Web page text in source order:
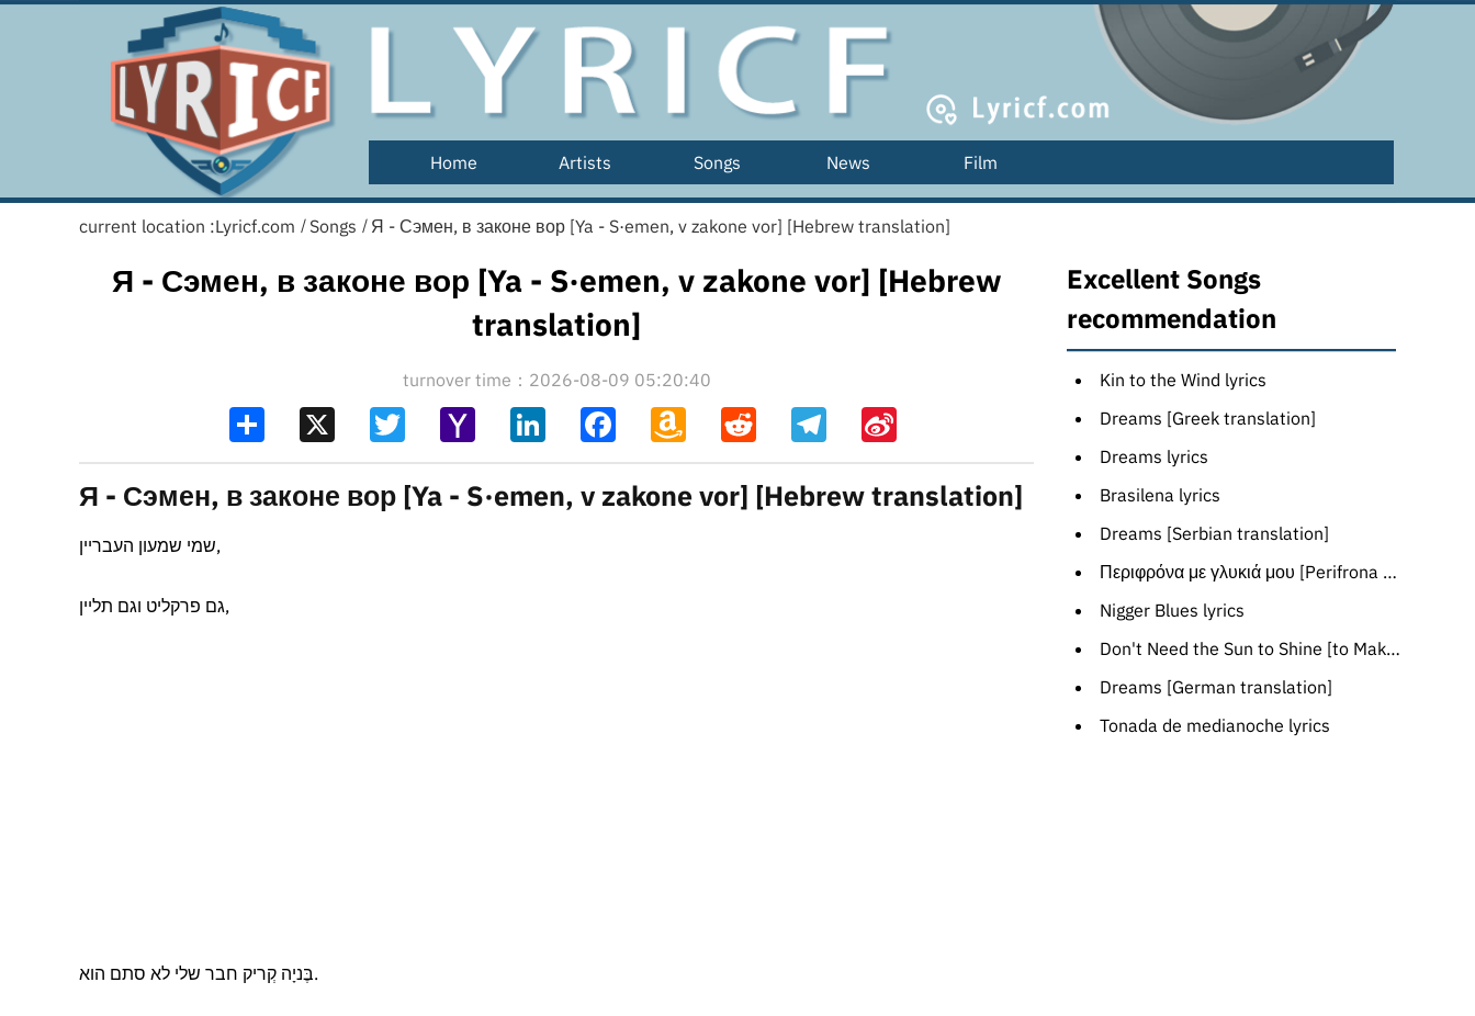
Home Artists Songs News Film
current location :Lyricf.com / Songs / Я - Сэмен, в законе вор [Ya - S·emen, v zakone vor] [Hebrew translation]
Я - Сэмен, в законе вор [Ya - S·emen, v zakone vor] [Hebrew
translation]
turnover time：2026-08-09 05:20:40
Share
Twitter
Yahoo
LinkedIn Facebook Amazon
Wish
Reddit Telegram
Я - Сэмен, в законе вор [Ya - S·emen, v zakone vor] [Hebrew translation]
שמי שמעון העבריין,
גם פרקליט וגם תליין,
בֶּניָה קְריק חבר שלי לא סתם הוא.
Excellent Songs
recommendation
Kin to the Wind lyrics
Dreams [Greek translation]
Dreams lyrics
Brasilena lyrics
Dreams [Serbian translation]
Περιφρόνα με γλυκιά μου [Perifrona me glikia mou] lyrics
Nigger Blues lyrics
Don't Need the Sun to Shine [to Make Me Smile] lyrics
Dreams [German translation]
Tonada de medianoche lyrics